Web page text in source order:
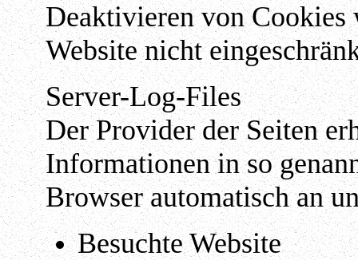
Deaktivieren von
Website nicht
Server-Log-Files
Der Provider der Seiten
Informationen in so
Browser automatisch an
Besuchte Website